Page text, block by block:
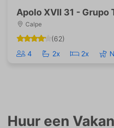
Apolo XVII 31 - Grupo
Calpe
(62)
4
2x 2x
Huur een